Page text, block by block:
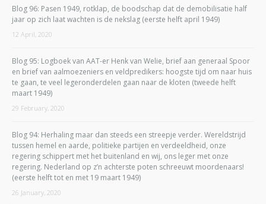
Blog 96: Pasen 1949, rotklap, de boodschap dat de demobilisatie half
jaar op zich laat wachten is de nekslag (eerste helft april 1949)
12 April, 2020
Blog 95: Logboek van AAT-er Henk van Welie, brief aan generaal Spoor
en brief van aalmoezeniers en veldpredikers: hoogste tijd om naar huis
te gaan, te veel legeronderdelen gaan naar de kloten (tweede helft
maart 1949)
29 February, 2020
Blog 94: Herhaling maar dan steeds een streepje verder. Wereldstrijd
tussen hemel en aarde, politieke partijen en verdeeldheid, onze
regering schippert met het buitenland en wij, ons leger met onze
regering. Nederland op z’n achterste poten schreeuwt moordenaars!
(eerste helft tot en met 19 maart 1949)
26 January, 2020